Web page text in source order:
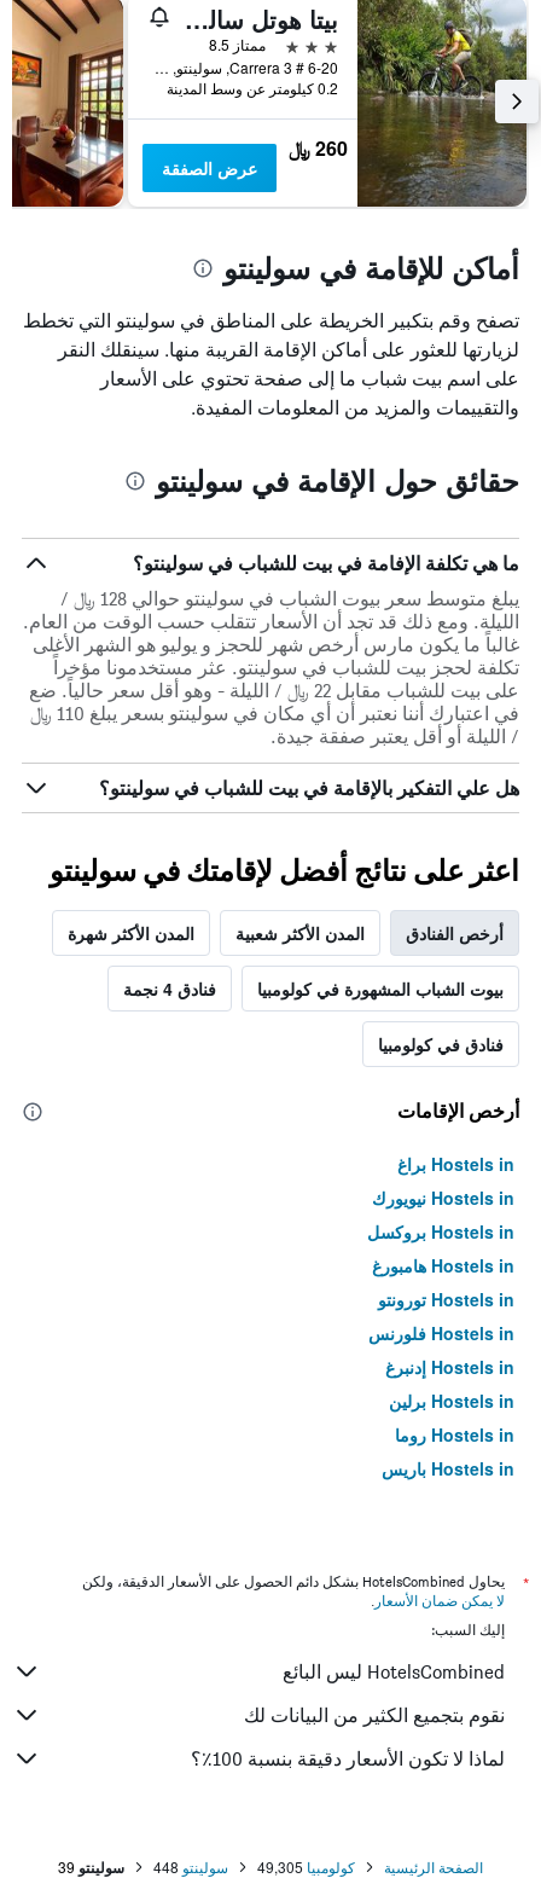
بيتا هوتل سالينتو
3 نجوم
ممتاز 8.5
Carrera 3 # 6-20, سولينتو, كولومبيا
0.2 كيلومتر عن وسط المدينة
260 ﷼
عرض الصفقة
أماكن للإقامة في سولينتو
تصفح وقم بتكبير الخريطة على المناطق في سولينتو التي تخطط
لزيارتها للعثور على أماكن الإقامة القريبة منها. سينقلك النقر
على اسم بيت شباب ما إلى صفحة تحتوي على الأسعار
والتقييمات والمزيد من المعلومات المفيدة.
حقائق حول الإقامة في سولينتو
ما هي تكلفة الإفامة في بيت للشباب في سولينتو؟
يبلغ متوسط سعر بيوت الشباب في سولينتو حوالي 128 ﷼ /
الليلة. ومع ذلك قد تجد أن الأسعار تتقلب حسب الوقت من العام.
غالباً ما يكون مارس أرخص شهر للحجز و يوليو هو الشهر الأغلى
تكلفة لحجز بيت للشباب في سولينتو. عثر مستخدمونا مؤخراً
على بيت للشباب مقابل 22 ﷼ / الليلة - وهو أقل سعر حالياً. ضع
في اعتبارك أننا نعتبر أن أي مكان في سولينتو بسعر يبلغ 110 ﷼
/ الليلة أو أقل يعتبر صفقة جيدة.
هل علي التفكير بالإقامة في بيت للشباب في سولينتو؟
اعثر على نتائج أفضل لإقامتك في سولينتو
أرخص الفنادق المدن الأكثر شعبية المدن الأكثر شهرة
بيوت الشباب المشهورة في كولومبيا فنادق 4 نجمة
فنادق في كولومبيا
أرخص الإقامات
Hostels in براغ
Hostels in نيويورك
Hostels in بروكسل
Hostels in هامبورغ
Hostels in تورونتو
Hostels in فلورنس
Hostels in إدنبرغ
Hostels in برلين
Hostels in روما
Hostels in باريس
*
يحاول HotelsCombined بشكل دائم الحصول على الأسعار الدقيقة، ولكن
لا يمكن ضمان الأسعار .
إليك السبب:
HotelsCombined ليس البائع
نقوم بتجميع الكثير من البيانات لك
لماذا لا تكون الأسعار دقيقة بنسبة 100٪؟
الصفحة الرئيسية كولومبيا 49,305 سولينتو 448 سولينتو 39